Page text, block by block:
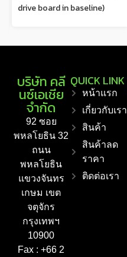
drive board in baseline)
บริษัท คลี
นซ์เอเชีย
จำกัด
92 ซอย
พหลโยธิน 32
ถนน
พหลโยธิน
แขวงจันทร
เกษม เขต
จตุจักร
กรุงเทพฯ
10900
Fax : +66 2
QUICK LINK
หน้าแรก
เกี่ยวกับเรา
สินค้า
สินค้าลด
ราคา
ติดต่อเรา